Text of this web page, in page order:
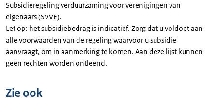
Subsidieregeling verduurzaming voor verenigingen van
eigenaars (SVVE).
Let op: het subsidiebedrag is indicatief. Zorg dat u voldoet aan
alle voorwaarden van de regeling waarvoor u subsidie
aanvraagt, om in aanmerking te komen. Aan deze lijst kunnen
geen rechten worden ontleend.
Zie ook